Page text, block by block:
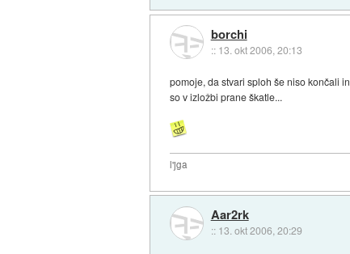
borchi
:: 13. okt 2006, 20:13
pomoje, da stvari sploh še niso končali
so v izložbi prane škatle...
l'jga
Aar2rk
:: 13. okt 2006, 20:29